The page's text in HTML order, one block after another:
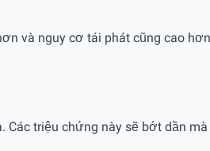
và nguy cơ tái phát cũng cao
triệu chứng này sẽ bớt dần